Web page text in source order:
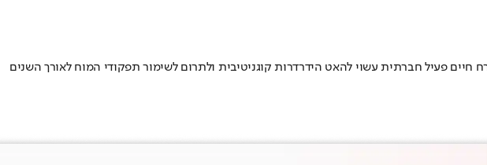
חיים פעיל חברתית עשוי להאט הידרדרות קוגניטיבית ולתרום לשימור תפקודי המוח לאורך השנים